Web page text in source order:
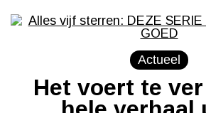
Actueel
Het voert te